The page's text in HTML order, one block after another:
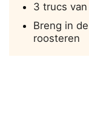
3 trucs
Breng in
roosteren